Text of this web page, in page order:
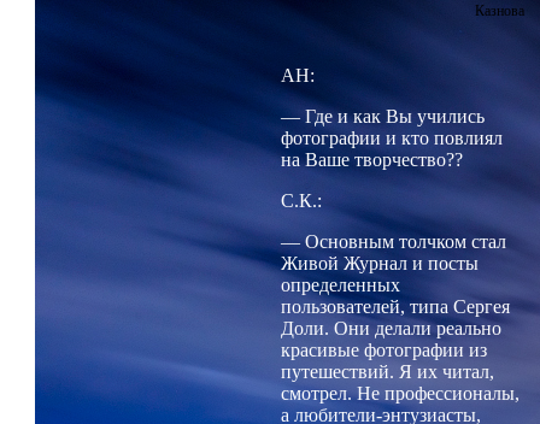
Казнова
AH:
— Где и как Вы учились
фотографии и кто повлиял
на Ваше творчество??
С.К.:
— Основным толчком стал
Живой Журнал и посты
определенных
пользователей, типа Сергея
Доли. Они делали реально
красивые фотографии из
путешествий. Я их читал,
смотрел. Не профессионалы,
а любители-энтузиасты,